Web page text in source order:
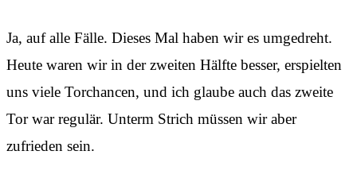
Ja, auf alle Fälle. Dieses Mal haben wir es umgedreht.
Heute waren wir in der zweiten Hälfte besser, erspielten
uns viele Torchancen, und ich glaube auch das zweite
Tor war regulär. Unterm Strich müssen wir aber
zufrieden sein.